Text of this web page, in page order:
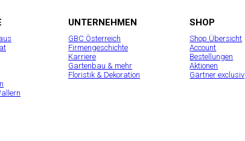
UNTERNEHMEN
GBC Österreich
Firmengeschichte
Karriere
Gartenbau & mehr
Floristik & Dekoration
SHOP
Shop Übersicht
Account
Bestellungen
Aktionen
Gärtner exclusiv